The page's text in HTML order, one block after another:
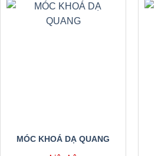
MÓC KHOÁ DẠ QUANG